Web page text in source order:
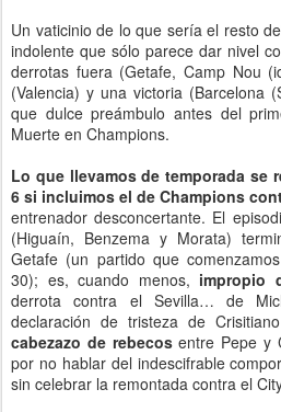
Un vaticinio de lo que sería el resto
indolente que sólo parece dar nivel
derrotas fuera (Getafe, Camp Nou
(Valencia) y una victoria
que dulce preámbulo antes del
Muerte en Champions.
Lo que llevamos de temporada se
6 si incluimos el de Champions
entrenador desconcertante. El
(Higuaín, Benzema y Morata)
Getafe (un partido que
30); es, cuando menos, impropio
derrota contra el Sevilla… de
declaración de tristeza de
cabezazo de rebecosentre Pepe y
por no hablar del indescifrable
sin celebrar la remontada contra el